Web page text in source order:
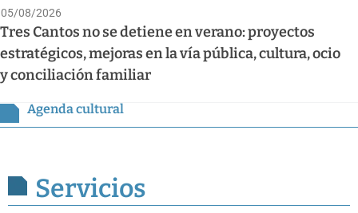
05/08/2026
Tres Cantos no se detiene en verano: proyectos
estratégicos, mejoras en la vía pública, cultura, ocio
y conciliación familiar
Agenda cultural
Servicios